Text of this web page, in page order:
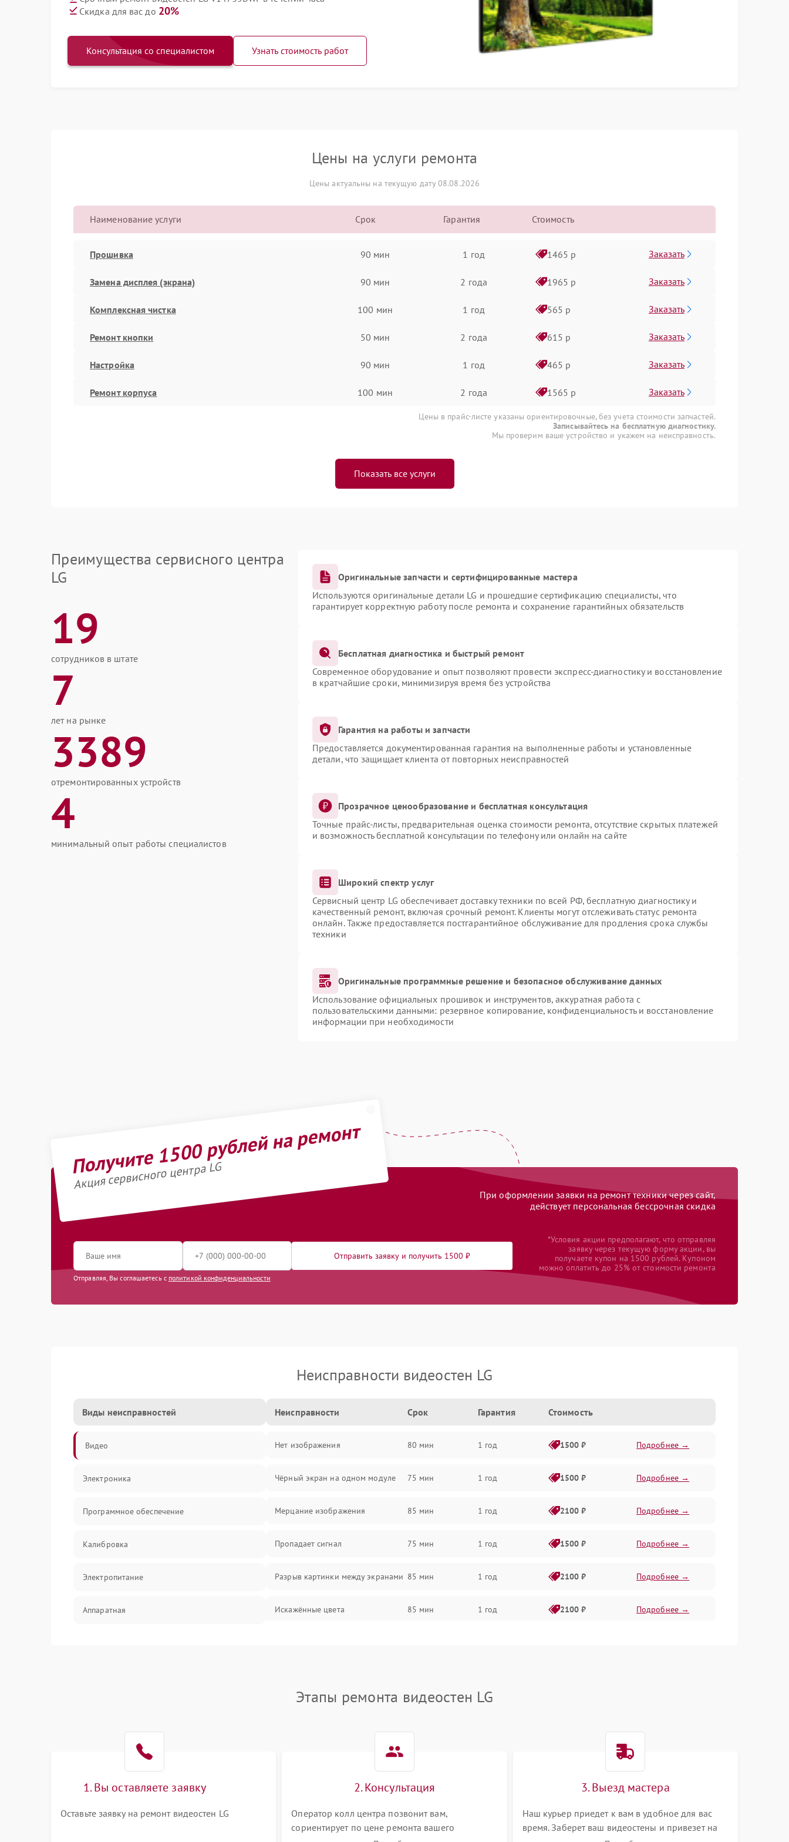
Скидка для вас до 20%
Консультация со специалистом Узнать стоимость работ
Цены на услуги ремонта
Цены актуальны на текущую дату 08.08.2026
Наименование услуги Срок Гарантия Стоимость
Прошивка 90 мин 1 год 1465 р Заказать
Замена дисплея (экрана) 90 мин 2 года 1965 р Заказать
Комплексная чистка 100 мин 1 год 565 р Заказать
Ремонт кнопки 50 мин 2 года 615 р Заказать
Настройка 90 мин 1 год 465 р Заказать
Ремонт корпуса 100 мин 2 года 1565 р Заказать
Цены в прайс-листе указаны ориентировочные, без учета стоимости запчастей.
Записывайтесь на бесплатную диагностику.
Мы проверим ваше устройство и укажем на неисправность.
Показать все услуги
Преимущества сервисного центра
LG
19
сотрудников в штате
7
лет на рынке
3389
отремонтированных устройств
4
минимальный опыт работы специалистов
Оригинальные запчасти и сертифицированные мастера
Используются оригинальные детали LG и прошедшие сертификацию специалисты, что
гарантирует корректную работу после ремонта и сохранение гарантийных обязательств
Бесплатная диагностика и быстрый ремонт
Современное оборудование и опыт позволяют провести экспресс-диагностику и восстановление
в кратчайшие сроки, минимизируя время без устройства
Гарантия на работы и запчасти
Предоставляется документированная гарантия на выполненные работы и установленные
детали, что защищает клиента от повторных неисправностей
Прозрачное ценообразование и бесплатная консультация
Точные прайс-листы, предварительная оценка стоимости ремонта, отсутствие скрытых платежей
и возможность бесплатной консультации по телефону или онлайн на сайте
Широкий спектр услуг
Сервисный центр LG обеспечивает доставку техники по всей РФ, бесплатную диагностику и
качественный ремонт, включая срочный ремонт. Клиенты могут отслеживать статус ремонта
онлайн. Также предоставляется постгарантийное обслуживание для продления срока службы
техники
Оригинальные программные решение и безопасное обслуживание данных
Использование официальных прошивок и инструментов, аккуратная работа с
пользовательскими данными: резервное копирование, конфиденциальность и восстановление
информации при необходимости
Получите 1500 рублей на ремонт
Акция сервисного центра LG
При оформлении заявки на ремонт техники через сайт,
действует персональная бессрочная скидка
Отправить заявку и получить 1500 ₽
Отправляя, Вы соглашаетесь с политикой конфиденциальности
*Условия акции предполагают, что отправляя
заявку через текущую форму акции, вы
получаете купон на 1500 рублей. Купоном
можно оплатить до 25% от стоимости ремонта
Неисправности видеостен LG
Виды неисправностей
Видео
Электроника
Программное обеспечение
Калибровка
Электропитание
Аппаратная
Неисправности Срок Гарантия Стоимость
Нет изображения 80 мин 1 год 1500 ₽ Подробнее →
Чёрный экран на одном модуле 75 мин 1 год 1500 ₽ Подробнее →
Мерцание изображения 85 мин 1 год 2100 ₽ Подробнее →
Пропадает сигнал 75 мин 1 год 1500 ₽ Подробнее →
Разрыв картинки между экранами 85 мин 1 год 2100 ₽ Подробнее →
Искажённые цвета 85 мин 1 год 2100 ₽ Подробнее →
Этапы ремонта видеостен LG
1. Вы оставляете заявку
Оставьте заявку на ремонт видеостен LG
2. Консультация
Оператор колл центра позвонит вам,
сориентирует по цене ремонта вашего
3. Выезд мастера
Наш курьер приедет к вам в удобное для вас
время. Заберет ваш видеостены и привезет на